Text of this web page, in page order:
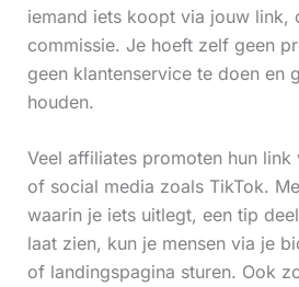
iemand iets koopt via jouw link,
commissie. Je hoeft zelf geen
geen klantenservice te doen en
houden.
Veel affiliates promoten hun link
of social media zoals TikTok.
waarin je iets uitlegt, een tip
laat zien, kun je mensen via je
of landingspagina sturen. Ook